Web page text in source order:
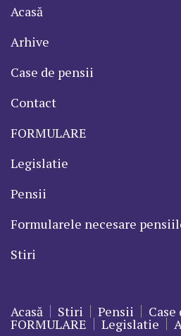
Acasă
Arhive
Case de pensii
Contact
FORMULARE
Legislatie
Pensii
Formularele necesare
Stiri
Acasă Stiri Pensii
FORMULARE Legislatie